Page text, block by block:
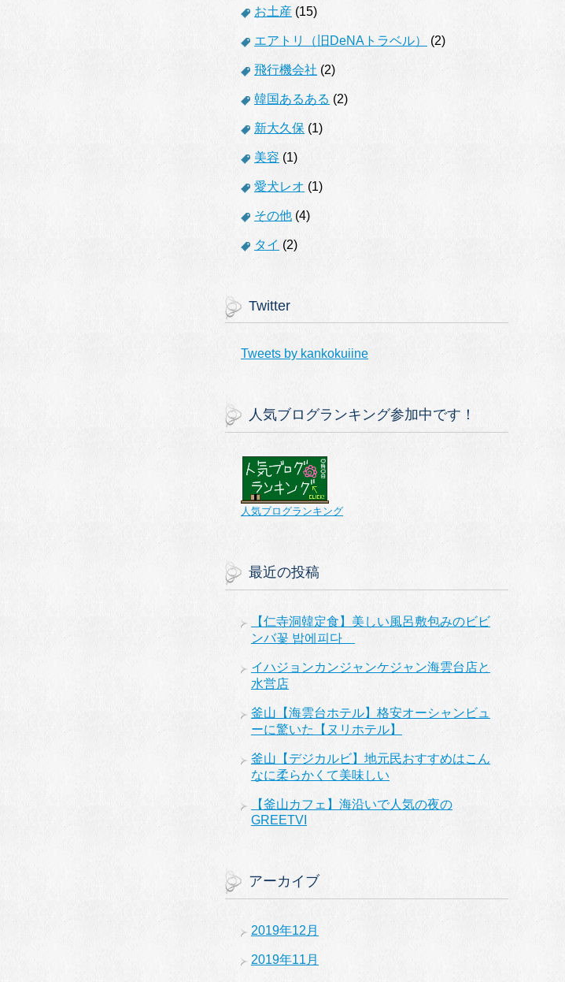
お土産 (15)
エアトリ（旧DeNAトラベル） (2)
飛行機会社 (2)
韓国あるある (2)
新大久保 (1)
美容 (1)
愛犬レオ (1)
その他 (4)
タイ (2)
Twitter
Tweets by kankokuiine
人気ブログランキング参加中です！
人気ブログランキング
最近の投稿
【仁寺洞韓定食】美しい風呂敷包みのビビ
ンバ꽃 밥에피다
イハジョンカンジャンケジャン海雲台店と
水営店
釜山【海雲台ホテル】格安オーシャンビュ
ーに驚いた【ヌリホテル】
釜山【デジカルビ】地元民おすすめはこん
なに柔らかくて美味しい
【釜山カフェ】海沿いで人気の夜の
GREETVI
アーカイブ
2019年12月
2019年11月